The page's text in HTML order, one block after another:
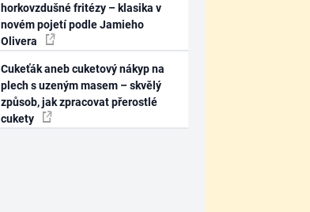
horkovzdušné fritézy – klasika v
novém pojetí podle Jamieho
Olivera
Cukeťák aneb cuketový nákyp na
plech s uzeným masem – skvělý
způsob, jak zpracovat přerostlé
cukety